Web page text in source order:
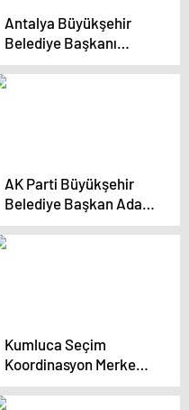
Antalya Büyükşehir
Belediye Başkanı
Muhittin Böcek,
Kumluca Belediye
AK Parti Büyükşehir
Belediye Başkan Adayı
Sami Er, Doğanyol
ilçesini ziyaret etti
Kumluca Seçim
Koordinasyon Merkezi
Açıldı